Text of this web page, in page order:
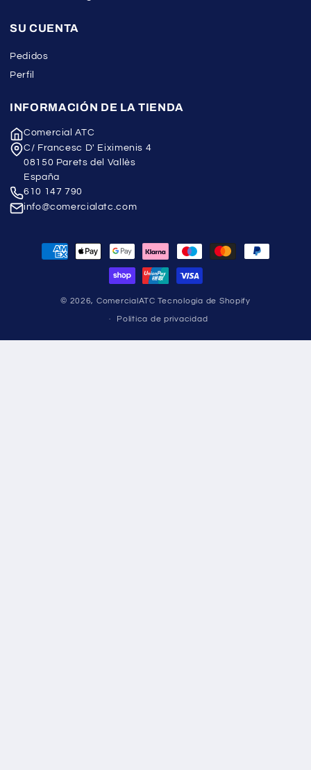
SU CUENTA
Pedidos
Perfil
INFORMACIÓN DE LA TIENDA
Comercial ATC
C/ Francesc D' Eiximenis 4
08150 Parets del Vallès
España
610 147 790
info@comercialatc.com
Formas
© 2026, ComercialATC Tecnología de Shopify
Política de privacidad